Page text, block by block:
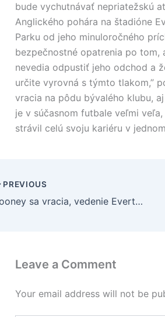
bude vychutnávať nepriatežskú
Anglického pohára na štadióne
Parku od jeho minuloročného
bezpečnostné opatrenia po tom,
nevedia odpustiť jeho odchod a
určite vyrovná s týmto tlakom,”
vracia na pôdu bývalého klubu,
je v súčasnom futbale veľmi
strávil celú svoju kariéru v
PREVIOUS
Rooney sa vracia, vedenie Evertonu má strach
Leave a Comment
Your email address will not be